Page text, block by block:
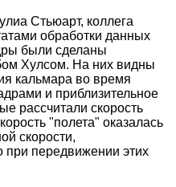
Стьюарт, коллега
обработки данных
были сделаны
Хулсом. На них видны
кальмара во время
и приблизительное
рассчитали скорость
"полета" оказалась
скорости,
при передвижении этих